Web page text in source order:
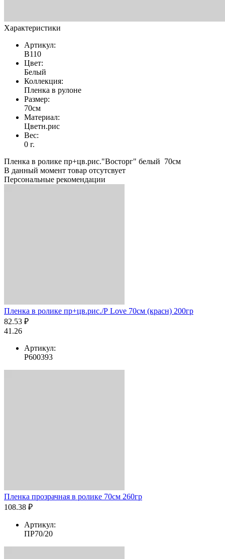
Характеристики
Артикул:
В110
Цвет:
Белый
Коллекция:
Пленка в рулоне
Размер:
70см
Материал:
Цветн.рис
Вес:
0 г.
Пленка в ролике пр+цв.рис."Восторг" белый 70см
В данный момент товар отсутсвует
Персональные рекомендации
Пленка в ролике пр+цв.рис./Р Love 70см (красн) 200гр
82.53 ₽
41.26
Артикул:
Р600393
Пленка прозрачная в ролике 70см 260гр
108.38 ₽
Артикул:
ПР70/20